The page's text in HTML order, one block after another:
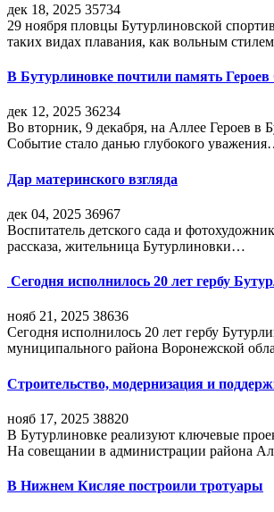
дек 18, 2025 35734
29 ноября пловцы Бутурлиновской
таких видах плавания, как вольным
В Бутурлиновке почтили память Героев
дек 12, 2025 36234
Во вторник, 9 декабря, на Аллее Героев в
Событие стало данью глубокого
Дар материнского взгляда
дек 04, 2025 36967
Воспитатель детского сада и
рассказа, жительница Бутурлиновки…
Сегодня исполнилось 20 лет гербу
нояб 21, 2025 38636
Сегодня исполнилось 20 лет гербу
муниципального района Воронежской
Строительство, модернизация и
нояб 17, 2025 38820
В Бутурлиновке реализуют ключевые
На совещании в администрации района
В Нижнем Кисляе построили тротуары